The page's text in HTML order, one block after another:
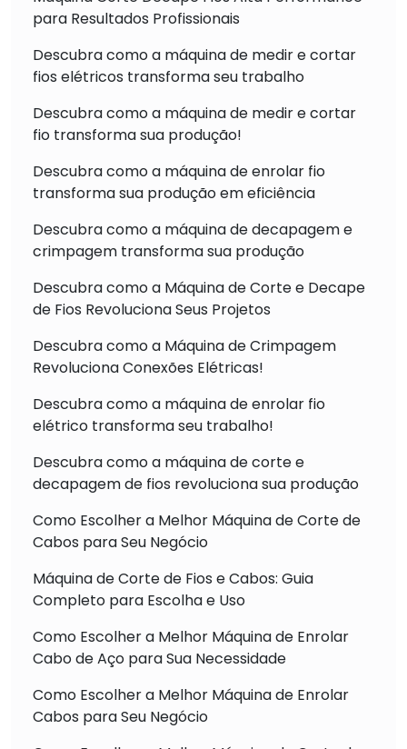
para Resultados Profissionais
Descubra como a máquina de medir e cortar
fios elétricos transforma seu trabalho
Descubra como a máquina de medir e cortar
fio transforma sua produção!
Descubra como a máquina de enrolar fio
transforma sua produção em eficiência
Descubra como a máquina de decapagem e
crimpagem transforma sua produção
Descubra como a Máquina de Corte e Decape
de Fios Revoluciona Seus Projetos
Descubra como a Máquina de Crimpagem
Revoluciona Conexões Elétricas!
Descubra como a máquina de enrolar fio
elétrico transforma seu trabalho!
Descubra como a máquina de corte e
decapagem de fios revoluciona sua produção
Como Escolher a Melhor Máquina de Corte de
Cabos para Seu Negócio
Máquina de Corte de Fios e Cabos: Guia
Completo para Escolha e Uso
Como Escolher a Melhor Máquina de Enrolar
Cabo de Aço para Sua Necessidade
Como Escolher a Melhor Máquina de Enrolar
Cabos para Seu Negócio